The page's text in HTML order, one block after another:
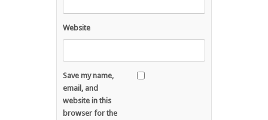
Website
Save my name,
email, and
website in this
browser for the